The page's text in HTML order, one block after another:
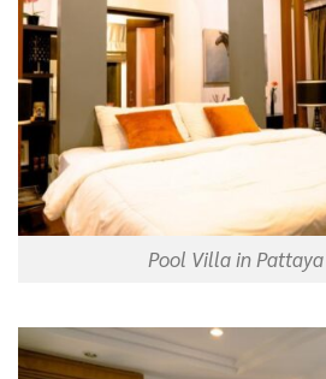
Pool Villa in Pattaya